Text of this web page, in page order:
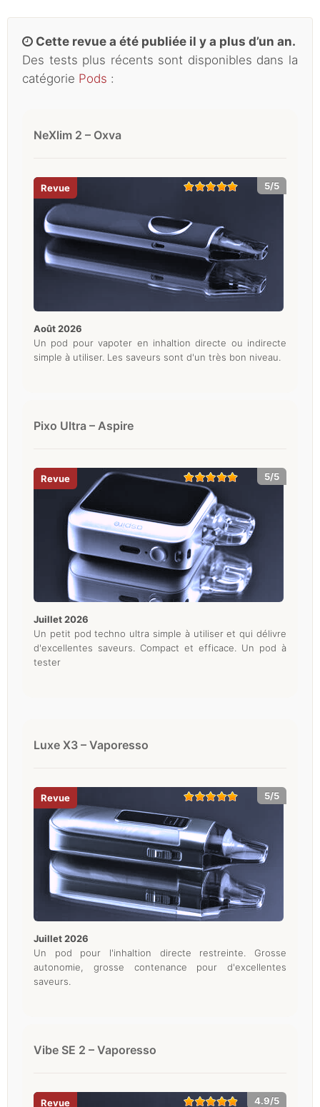
Cette revue a été publiée il y a plus d’un an.
Des tests plus récents sont disponibles dans la
catégorie Pods :
NeXlim 2 – Oxva
5/5
août 2026
Un pod pour vapoter en inhaltion directe ou indirecte
simple à utiliser. Les saveurs sont d'un très bon niveau.
Pixo Ultra – Aspire
5/5
juillet 2026
Un petit pod techno ultra simple à utiliser et qui délivre
d'excellentes saveurs. Compact et efficace. Un pod à
tester
Luxe X3 – Vaporesso
5/5
juillet 2026
Un pod pour l'inhaltion directe restreinte. Grosse
autonomie, grosse contenance pour d'excellentes
saveurs.
Vibe SE 2 – Vaporesso
4.9/5